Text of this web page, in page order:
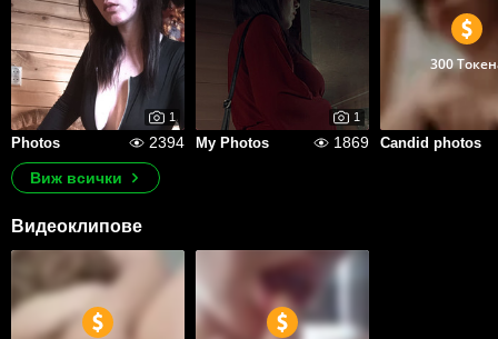
1
Photos 2394
1
My Photos 1869
300
Candid photos
Виж всички
Видеоклипове